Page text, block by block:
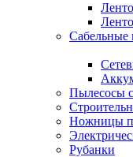
Сабельные
Пылесосы
Ножницы
Рубанки